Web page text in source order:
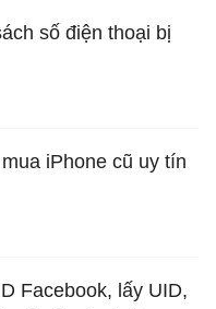
số điện thoại bị
iPhone cũ uy tín
Facebook, lấy UID,